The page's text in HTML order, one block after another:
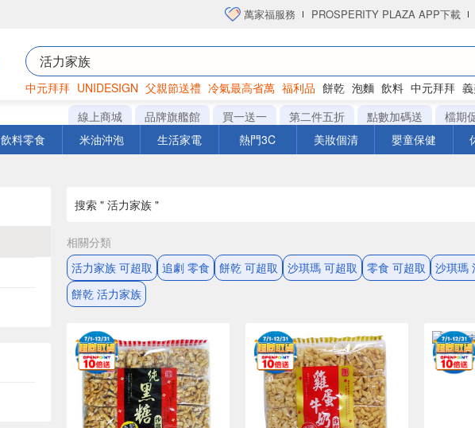
萬家福服務 PROSPERITY PLAZA APP下載
中元拜拜 UNIDESIGN 父親節送禮 冷氣最高省萬 福利品 餅乾 泡麵 飲料 中元拜拜
罐頭 海苔 洋芋片
線上商城 品牌旗艦館 買一送一 第二件五折 點數加碼送
檔期
飲料零食 米油沖泡 生活家電 熱門3C 美妝個清 嬰童保健
搜索 " 活力家族 "
相關分類
活力家族 可超取
追劇 零食 餅乾 可超取 沙琪瑪 可超取 零食 可超取
沙琪瑪
餅乾 活力家族